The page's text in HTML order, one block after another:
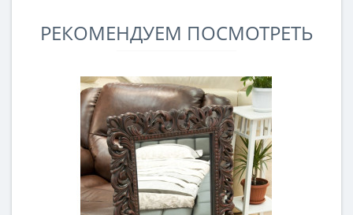
РЕКОМЕНДУЕМ ПОСМОТРЕТЬ